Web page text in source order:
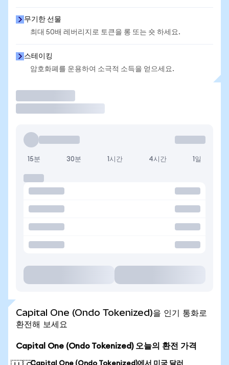
무기한 선물
최대 50배 레버리지로 토큰을 롱 또는 숏 하세요.
스테이킹
암호화폐를 운용하여 소극적 소득을 얻으세요.
15분 30분 1시간 4시간 1일
Capital One (Ondo Tokenized)을 인기 통화로
환전해 보세요
Capital One (Ondo Tokenized) 오늘의 환전 가격
Capital One (Ondo Tokenized)에서 미국 달러